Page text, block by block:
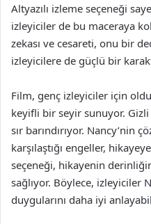
Altyazılı izleme seçeneği
izleyiciler de bu maceraya
zekası ve cesareti, onu bir
izleyicilere de güçlü bir
Film, genç izleyiciler için
keyifli bir seyir sunuyor.
sır barındırıyor. Nancy’nin
karşılaştığı engeller,
seçeneği, hikayenin
sağlıyor. Böylece, izleyiciler
duygularını daha iyi